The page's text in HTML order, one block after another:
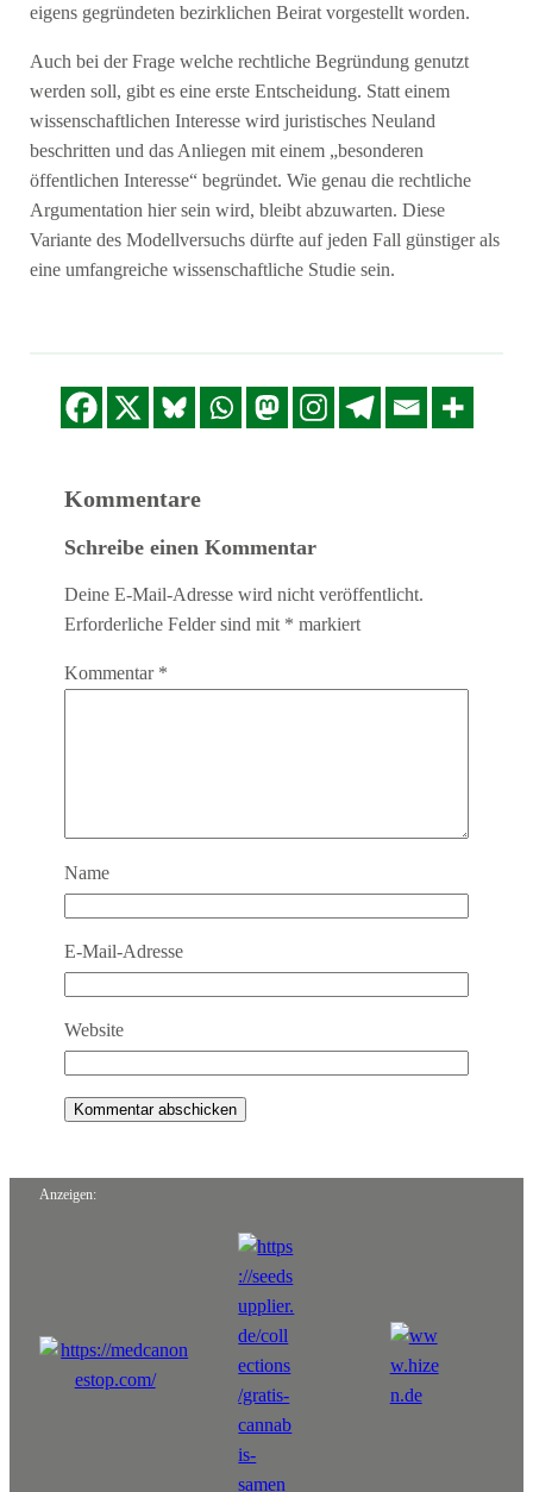
eigens gegründeten bezirklichen Beirat vorgestellt worden.
Auch bei der Frage welche rechtliche Begründung genutzt
werden soll, gibt es eine erste Entscheidung. Statt einem
wissenschaftlichen Interesse wird juristisches Neuland
beschritten und das Anliegen mit einem „besonderen
öffentlichen Interesse“ begründet. Wie genau die rechtliche
Argumentation hier sein wird, bleibt abzuwarten. Diese
Variante des Modellversuchs dürfte auf jeden Fall günstiger als
eine umfangreiche wissenschaftliche Studie sein.
Kommentare
Schreibe einen Kommentar
Deine E-Mail-Adresse wird nicht veröffentlicht.
Erforderliche Felder sind mit * markiert
Kommentar *
Name
E-Mail-Adresse
Website
Anzeigen: